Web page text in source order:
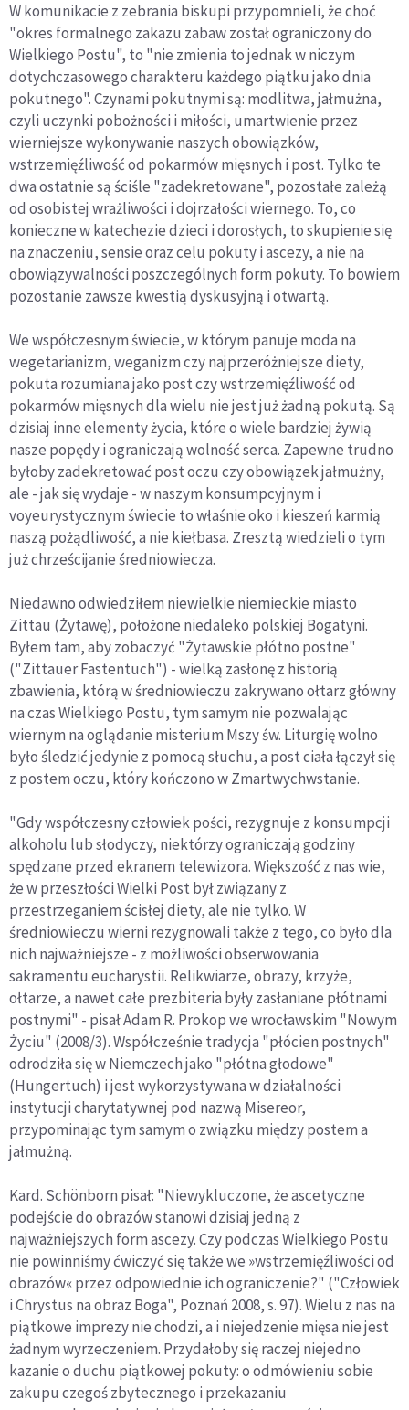
W komunikacie z zebrania biskupi przypomnieli, że choć
"okres formalnego zakazu zabaw został ograniczony do
Wielkiego Postu", to "nie zmienia to jednak w niczym
dotychczasowego charakteru każdego piątku jako dnia
pokutnego". Czynami pokutnymi są: modlitwa, jałmużna,
czyli uczynki pobożności i miłości, umartwienie przez
wierniejsze wykonywanie naszych obowiązków,
wstrzemięźliwość od pokarmów mięsnych i post. Tylko te
dwa ostatnie są ściśle "zadekretowane", pozostałe zależą
od osobistej wrażliwości i dojrzałości wiernego. To, co
konieczne w katechezie dzieci i dorosłych, to skupienie się
na znaczeniu, sensie oraz celu pokuty i ascezy, a nie na
obowiązywalności poszczególnych form pokuty. To bowiem
pozostanie zawsze kwestią dyskusyjną i otwartą.
We współczesnym świecie, w którym panuje moda na
wegetarianizm, weganizm czy najprzeróżniejsze diety,
pokuta rozumiana jako post czy wstrzemięźliwość od
pokarmów mięsnych dla wielu nie jest już żadną pokutą. Są
dzisiaj inne elementy życia, które o wiele bardziej żywią
nasze popędy i ograniczają wolność serca. Zapewne trudno
byłoby zadekretować post oczu czy obowiązek jałmużny,
ale - jak się wydaje - w naszym konsumpcyjnym i
voyeurystycznym świecie to właśnie oko i kieszeń karmią
naszą pożądliwość, a nie kiełbasa. Zresztą wiedzieli o tym
już chrześcijanie średniowiecza.
Niedawno odwiedziłem niewielkie niemieckie miasto
Zittau (Żytawę), położone niedaleko polskiej Bogatyni.
Byłem tam, aby zobaczyć "Żytawskie płótno postne"
("Zittauer Fastentuch") - wielką zasłonę z historią
zbawienia, którą w średniowieczu zakrywano ołtarz główny
na czas Wielkiego Postu, tym samym nie pozwalając
wiernym na oglądanie misterium Mszy św. Liturgię wolno
było śledzić jedynie z pomocą słuchu, a post ciała łączył się
z postem oczu, który kończono w Zmartwychwstanie.
"Gdy współczesny człowiek pości, rezygnuje z konsumpcji
alkoholu lub słodyczy, niektórzy ograniczają godziny
spędzane przed ekranem telewizora. Większość z nas wie,
że w przeszłości Wielki Post był związany z
przestrzeganiem ścisłej diety, ale nie tylko. W
średniowieczu wierni rezygnowali także z tego, co było dla
nich najważniejsze - z możliwości obserwowania
sakramentu eucharystii. Relikwiarze, obrazy, krzyże,
ołtarze, a nawet całe prezbiteria były zasłaniane płótnami
postnymi" - pisał Adam R. Prokop we wrocławskim "Nowym
Życiu" (2008/3). Współcześnie tradycja "płócien postnych"
odrodziła się w Niemczech jako "płótna głodowe"
(Hungertuch) i jest wykorzystywana w działalności
instytucji charytatywnej pod nazwą Misereor,
przypominając tym samym o związku między postem a
jałmużną.
Kard. Schönborn pisał: "Niewykluczone, że ascetyczne
podejście do obrazów stanowi dzisiaj jedną z
najważniejszych form ascezy. Czy podczas Wielkiego Postu
nie powinniśmy ćwiczyć się także we »wstrzemięźliwości od
obrazów« przez odpowiednie ich ograniczenie?" ("Człowiek
i Chrystus na obraz Boga", Poznań 2008, s. 97). Wielu z nas na
piątkowe imprezy nie chodzi, a i niejedzenie mięsa nie jest
żadnym wyrzeczeniem. Przydałoby się raczej niejedno
kazanie o duchu piątkowej pokuty: o odmówieniu sobie
zakupu czegoś zbytecznego i przekazaniu